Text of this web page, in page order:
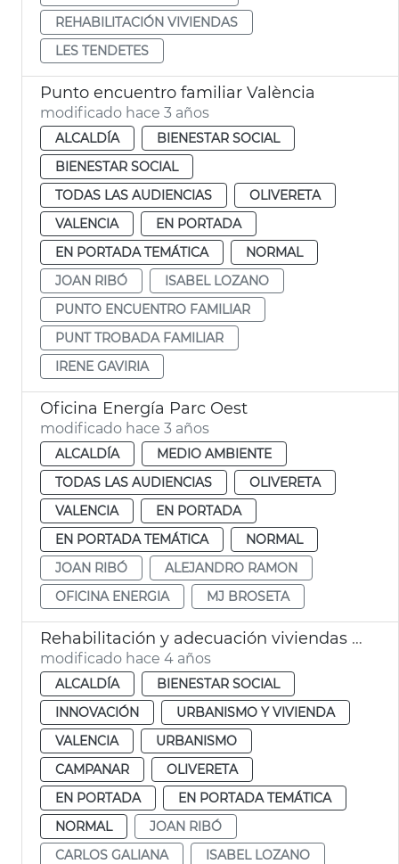
REHABILITACIÓN VIVIENDAS
LES TENDETES
Punto encuentro familiar València
modificado hace 3 años
ALCALDÍA
BIENESTAR SOCIAL
BIENESTAR SOCIAL
TODAS LAS AUDIENCIAS
OLIVERETA
VALENCIA
EN PORTADA
EN PORTADA TEMÁTICA
NORMAL
JOAN RIBÓ
ISABEL LOZANO
PUNTO ENCUENTRO FAMILIAR
PUNT TROBADA FAMILIAR
IRENE GAVIRIA
Oficina Energía Parc Oest
modificado hace 3 años
ALCALDÍA
MEDIO AMBIENTE
TODAS LAS AUDIENCIAS
OLIVERETA
VALENCIA
EN PORTADA
EN PORTADA TEMÁTICA
NORMAL
JOAN RIBÓ
ALEJANDRO RAMON
OFICINA ENERGIA
MJ BROSETA
Rehabilitación y adecuación viviendas Tendetes y Tres Forques
modificado hace 4 años
ALCALDÍA
BIENESTAR SOCIAL
INNOVACIÓN
URBANISMO Y VIVIENDA
VALENCIA
URBANISMO
CAMPANAR
OLIVERETA
EN PORTADA
EN PORTADA TEMÁTICA
NORMAL
JOAN RIBÓ
CARLOS GALIANA
ISABEL LOZANO